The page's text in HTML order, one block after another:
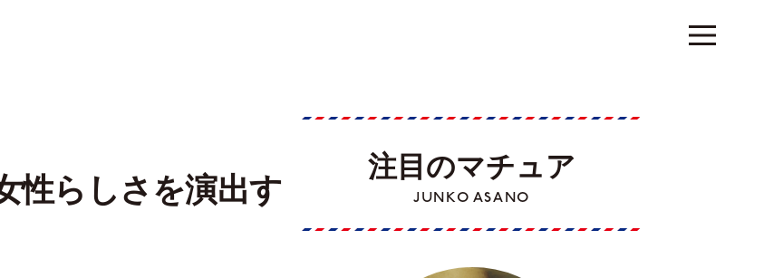
性らしさを演出す
注目のマチュア
JUNKO ASANO